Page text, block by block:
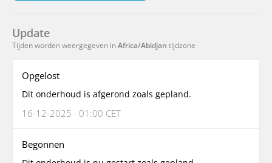
Update
Tijden worden weergegeven inAfrica/Abidjan tijdzone
Opgelost
Dit onderhoud is afgerond zoals gepland.
16-12-2025 · 01:00 CET
Begonnen